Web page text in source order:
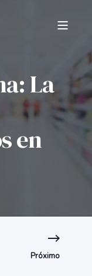
La
en
Próximo